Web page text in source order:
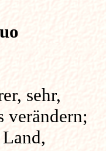
sehr,
verändern;